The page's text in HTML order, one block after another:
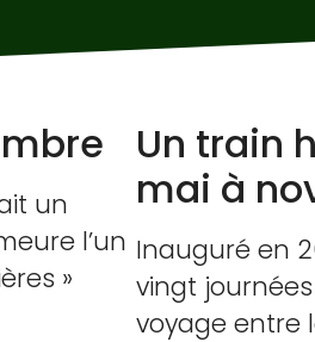
un
l’un
»
Un train
mai à
Inauguré en
vingt
voyage entre